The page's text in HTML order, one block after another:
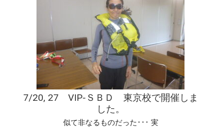
7/20, 27 VIP-ＳＢＤ 東京校で開催しま
した。
似て非なるものだった･･･ 実